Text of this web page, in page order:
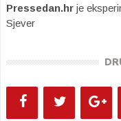
Pressedan.hr je
Sjever